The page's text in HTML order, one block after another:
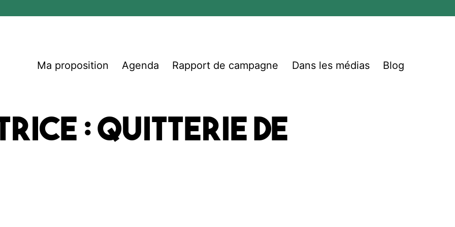
Ma proposition Agenda Rapport de campagne Dans les médias Blog
:Quitterie de